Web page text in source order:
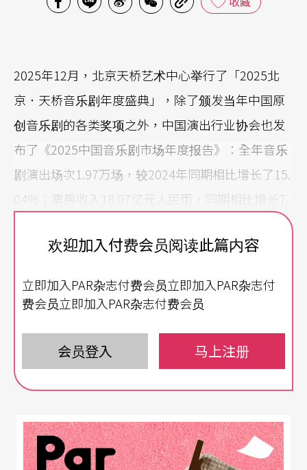
2025年12月，北京天桥艺术中心举行了「2025北
京．天桥音乐剧年度盛典」，除了颁发当年中国原
创音乐剧的各类奖项之外，中国演出行业协会也发
布了《2025中国音乐剧市场年度报告》：全年音乐
剧演出场次1.97万场，较2024年同期相比增长了15.
04%；票房收入18.07亿元人民币，同期相比增长7.
1%。相对于纽约百老汇目前正面临著的制作成本大
音乐剧市场则在2025年初显不可抑制的爆发之势。
音乐剧一直是中国演出市场中增长最快的领域之
一，2025年原版引进剧码和中国原创剧目的票房已
相当接近（前者近10亿元，后者则达8.79亿元），
刻。2025年中国音乐剧市场确实热闹无比，引进的
原版音乐剧都是经典之作，《莫里哀》（法语）、
欢迎加入付费会员阅读此篇内容
立即加入PAR杂志付费会员立即加入PAR杂志付
费会员立即加入PAR杂志付费会员
会员登入 马上注册